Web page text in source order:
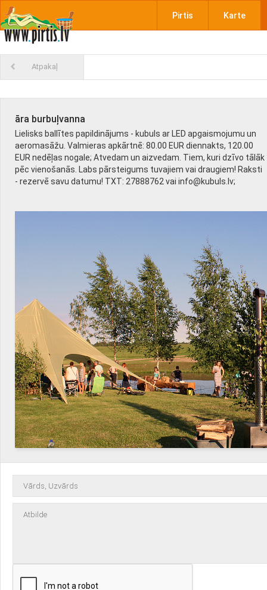
Pirtis Karte
Atpakaļ
āra burbuļvanna
Lielisks ballītes papildinājums - kubuls ar LED apgaismojumu un
aeromasāžu. Valmieras apkārtnē: 80.00 EUR diennakts, 120.00
EUR nedēļas nogale; Atvedam un aizvedam. Tiem, kuri dzīvo tālāk
pēc vienošanās. Labs pārsteigums tuvajiem vai draugiem! Raksti
- rezervē savu datumu! TXT: 27888762 vai info@kubuls.lv;